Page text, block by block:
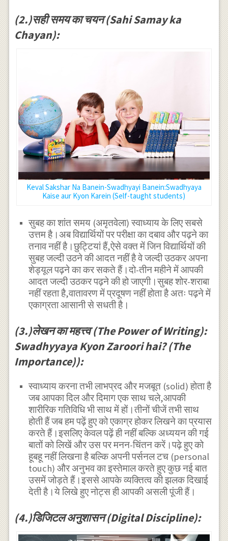
(2.)सही समय का चयन (Sahi Samay ka
Chayan):
Keval Sakshar Na Banein-Swadhyayi Banein:Swadhyaya
Kaise aur Kyon Karein (Self-taught students)
सुबह का शांत समय (अमृतवेला) स्वाध्याय के लिए सबसे
उत्तम है।अब विद्यार्थियों पर परीक्षा का दबाव और पढ़ने का
तनाव नहीं है।छुट्टियां हैं,ऐसे वक्त में जिन विद्यार्थियों की
सुबह जल्दी उठने की आदत नहीं है वे जल्दी उठकर अपना
शेड्यूल पढ़ने का कर सकते हैं।दो-तीन महीने में आपकी
आदत जल्दी उठकर पढ़ने की हो जाएगी।सुबह शोर-शराबा
नहीं रहता है,वातावरण में प्रदूषण नहीं होता है अतः पढ़ने में
एकाग्रता आसानी से सधती है।
(3.)लेखन का महत्त्व (The Power of Writing):
Swadhyyaya Kyon Zaroori hai? (The
Importance)):
स्वाध्याय करना तभी लाभप्रद और मजबूत (solid) होता है
जब आपका दिल और दिमाग एक साथ चले,आपकी
शारीरिक गतिविधि भी साथ में हों।तीनों चीजें तभी साथ
होती हैं जब हम पढ़ें हुए को एकाग्र होकर लिखने का प्रयास
करते हैं।इसलिए केवल पढ़ें ही नहीं बल्कि अध्ययन की गई
बातों को लिखें और उस पर मनन-चिंतन करें।पढ़े हुए को
हूबहू नहीं लिखना है बल्कि अपनी पर्सनल टच (personal
touch) और अनुभव का इस्तेमाल करते हुए कुछ नई बात
उसमें जोड़ते हैं।इससे आपके व्यक्तित्व की झलक दिखाई
देती है।ये लिखे हुए नोट्स ही आपकी असली पूंजी हैं।
(4.)डिजिटल अनुशासन (Digital Discipline):